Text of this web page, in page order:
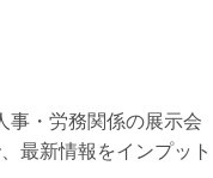
事・労務関係の展示会
最新情報をインプット